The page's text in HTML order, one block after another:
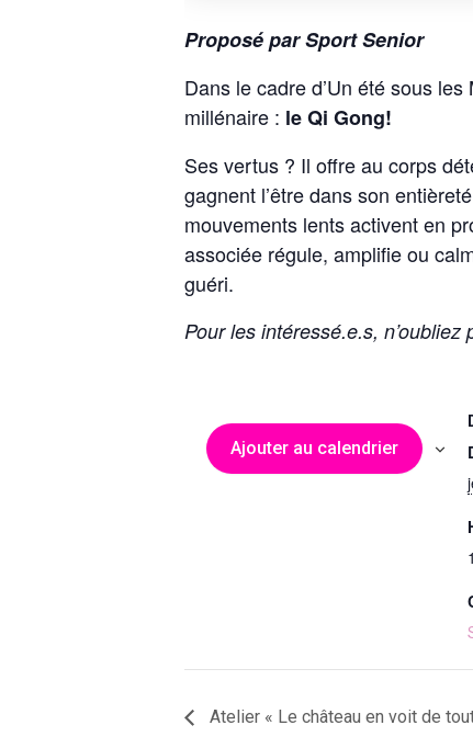
Proposé par Sport Senior
Dans le cadre d’Un été sous
millénaire : le Qi Gong!
Ses vertus ? Il offre au corps
gagnent l’être dans son
mouvements lents activent en
associée régule, amplifie ou
guéri.
Pour les intéressé.e.s,
Ajouter au calendrier
Atelier « Le château en voit de